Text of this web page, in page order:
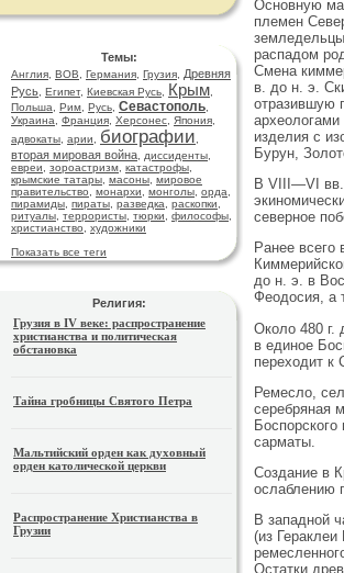
Темы:
Англия ВОВ Германия Грузия
Древняя
Русь Египет, Киевская Русь Крым
Польша
Рим Русь Севастополь
Украина
Франция Херсонес Япония
адвокаты арии биографии
вторая мировая война диссиденты
евреи
зороастризм катастрофы
крымские татары масоны мировое
правительство
монархи монголы орда
пирамиды пираты разведка раскопки
ритуалы террористы тюрки философы
христианство
художники
Показать все теги
Религия:
Грузия в IV веке: распространение
христианства и политическая
обстановка
Тайна гробницы Святого Петра
Мальтийский орден как духовный
орден католической церкви
Распространение Христианства в
Грузии
Основную
племен
распадом
Смена
в. до н. э.
отразившую
изделия с
Бурун,
В VIII—VI вв.
северное
Ранее всего
до н. э. в
Феодосия, а
Около 480 г.
в единое
переходит к
Ремесло,
серебряная
сарматы.
Создание в
ослаблению
В западной
(из
Остатки